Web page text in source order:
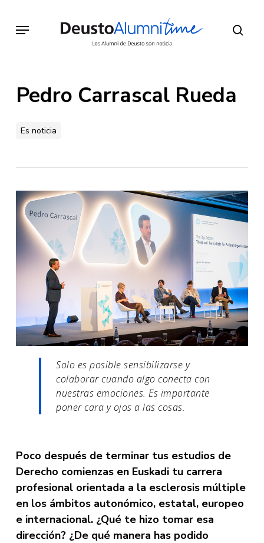
main
Menu
Pedro Carrascal Rueda
Es noticia
Solo es posible sensibilizarse y
colaborar cuando algo conecta con
nuestras emociones. Es importante
poner cara y ojos a las cosas.
Poco después de terminar tus estudios de
Derecho comienzas en Euskadi tu carrera
profesional orientada a la esclerosis múltiple
en los ámbitos autonómico, estatal, europeo
e internacional. ¿Qué te hizo tomar esa
dirección? ¿De qué manera has podido